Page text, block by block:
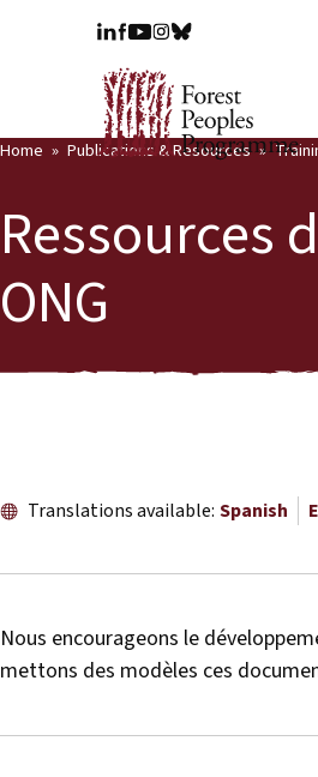
Home Publications & Resources
Ressources
ONG
Translations available: Spanish
Nous encourageons le
mettons des modèles ces